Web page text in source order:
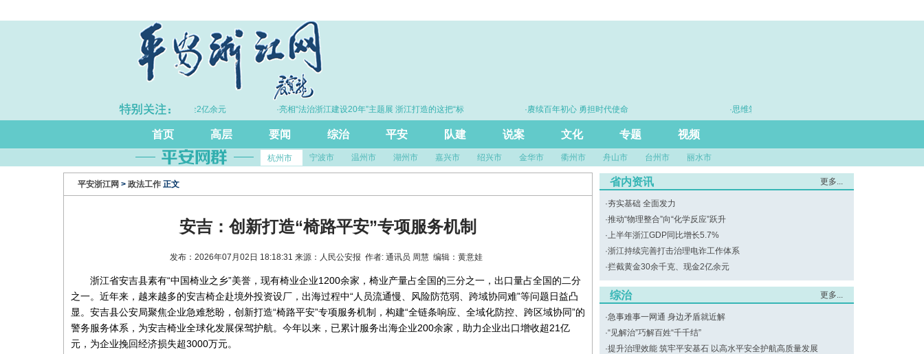
·拦截黄金30余千克、现金2亿余元
·亮相“法治浙江建设20年”主题展 浙江打造的这把“标
·赓续百年初心 勇担时代使命 ·思维筑基 能力立身 实干建功
首页 高层 要闻 综治 平安 队建 说案 文化 专题 视频
杭州市 宁波市 温州市 湖州市 嘉兴市 绍兴市 金华市 衢州市 舟山市 台州市 丽水市
平安浙江网 > 政法工作 正文
安吉：创新打造“椅路平安”专项服务机制
发布：2026年07月02日 18:18:31 来源：人民公安报 作者: 通讯员 周慧 编辑：黄意娃
浙江省安吉县素有“中国椅业之乡”美誉，现有椅业企业1200余家，椅业产量占全国的三分之一，出口量占全国的二分
之一。近年来，越来越多的安吉椅企赴境外投资设厂，出海过程中“人员流通慢、风险防范弱、跨域协同难”等问题日益凸
显。安吉县公安局聚焦企业急难愁盼，创新打造“椅路平安”专项服务机制，构建“全链条响应、全域化防控、跨区域协同”的
警务服务体系，为安吉椅业全球化发展保驾护航。今年以来，已累计服务出海企业200余家，助力企业出口增收超21亿
元，为企业挽回经济损失超3000万元。
省内资讯 更多...
·夯实基础 全面发力
·推动“物理整合”向“化学反应”跃升
·上半年浙江GDP同比增长5.7%
·浙江持续完善打击治理电诈工作体系
·拦截黄金30余千克、现金2亿余元
综治 更多...
·急事难事一网通 身边矛盾就近解
·“见解治”巧解百姓“千千结”
·提升治理效能 筑牢平安基石 以高水平安全护航高质量发展